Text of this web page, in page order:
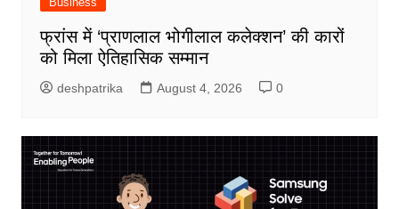
फ्रांस में ‘प्राणलाल भोगीलाल कलेक्शन’ की कारों
को मिला ऐतिहासिक सम्मान
deshpatrika August 4, 2026 0